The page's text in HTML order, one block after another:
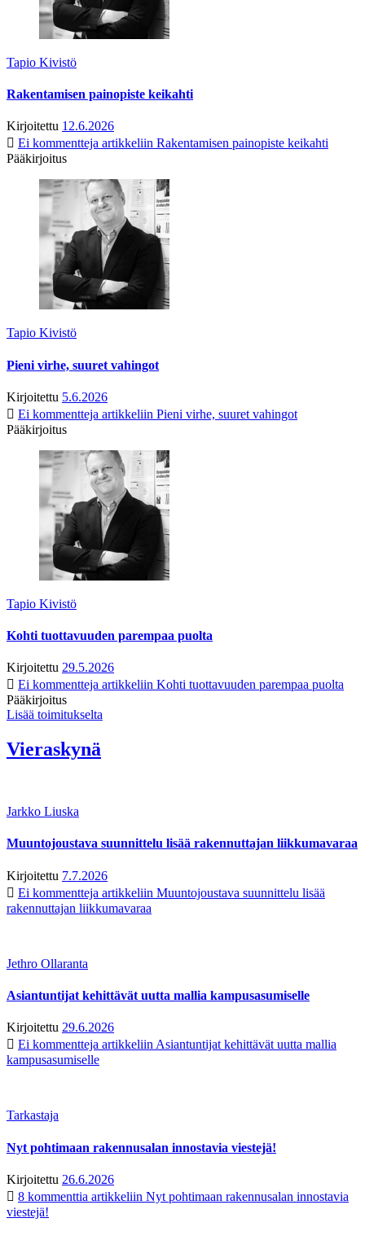
Tapio Kivistö
Rakentamisen painopiste keikahti
Kirjoitettu 12.6.2026
Ei kommentteja artikkeliin Rakentamisen painopiste keikahti
Pääkirjoitus
Tapio Kivistö
Pieni virhe, suuret vahingot
Kirjoitettu 5.6.2026
Ei kommentteja artikkeliin Pieni virhe, suuret vahingot
Pääkirjoitus
Tapio Kivistö
Kohti tuottavuuden parempaa puolta
Kirjoitettu 29.5.2026
Ei kommentteja artikkeliin Kohti tuottavuuden parempaa puolta
Pääkirjoitus
Lisää toimitukselta
Vieraskynä
Jarkko Liuska
Muuntojoustava suunnittelu lisää rakennuttajan liikkumavaraa
Kirjoitettu 7.7.2026
Ei kommentteja artikkeliin Muuntojoustava suunnittelu lisää
rakennuttajan liikkumavaraa
Jethro Ollaranta
Asiantuntijat kehittävät uutta mallia kampusasumiselle
Kirjoitettu 29.6.2026
Ei kommentteja artikkeliin Asiantuntijat kehittävät uutta mallia
kampusasumiselle
Tarkastaja
Nyt pohtimaan rakennusalan innostavia viestejä!
Kirjoitettu 26.6.2026
8 kommenttia artikkeliin Nyt pohtimaan rakennusalan innostavia
viestejä!